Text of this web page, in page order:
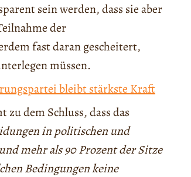
sein werden, dass sie aber
der
fast daran gescheitert,
müssen.
bleibt stärkste Kraft
dem Schluss, dass das
in politischen und
mehr als 90 Prozent der Sitze
Bedingungen keine